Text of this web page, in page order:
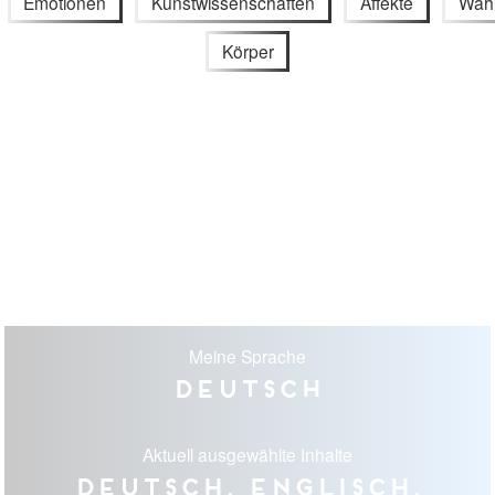
Körper
Meine Sprache
Deutsch
Aktuell ausgewählte Inhalte
Deutsch, Englisch,